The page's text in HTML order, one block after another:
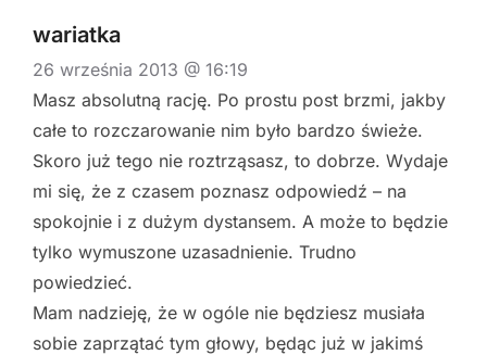
wariatka
26 września 2013 @ 16:19
Masz absolutną rację. Po prostu post brzmi, jakby
całe to rozczarowanie nim było bardzo świeże.
Skoro już tego nie roztrząsasz, to dobrze. Wydaje
mi się, że z czasem poznasz odpowiedź – na
spokojnie i z dużym dystansem. A może to będzie
tylko wymuszone uzasadnienie. Trudno
powiedzieć.
Mam nadzieję, że w ogóle nie będziesz musiała
sobie zaprzątać tym głowy, będąc już w jakimś